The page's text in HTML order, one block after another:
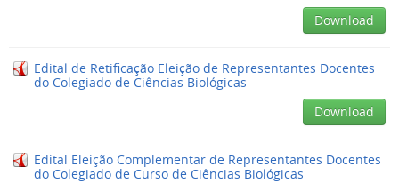
Download
Edital de Retificação Eleição de Representantes Docentes
do Colegiado de Ciências Biológicas
Download
Edital Eleição Complementar de Representantes Docentes
do Colegiado de Curso de Ciências Biológicas